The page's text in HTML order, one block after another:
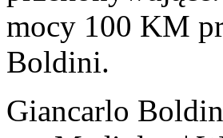
mocy 100 KM
Boldini.
Giancarlo